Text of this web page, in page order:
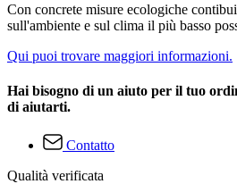
Con concrete misure ecologiche
sull'ambiente e sul clima il più basso
Qui puoi trovare maggiori informazioni.
Hai bisogno di un aiuto per il tuo
di aiutarti.
Contatto
Qualità verificata